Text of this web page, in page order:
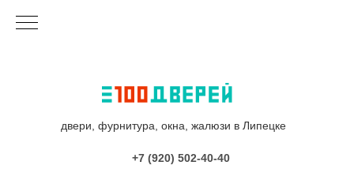
двери, фурнитура, окна, жалюзи в Липецке
+7 (920) 502-40-40